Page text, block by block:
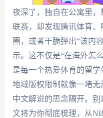
夜深了，独自在公寓里
联赛，却发现腾讯体育
圈，或者干脆弹出“该内
示。这不仅是“在海外怎
是每一个热爱体育的留学
地域版权限制就像一堵无
中文解说的思念隔开。
文将为你彻底梳理，从